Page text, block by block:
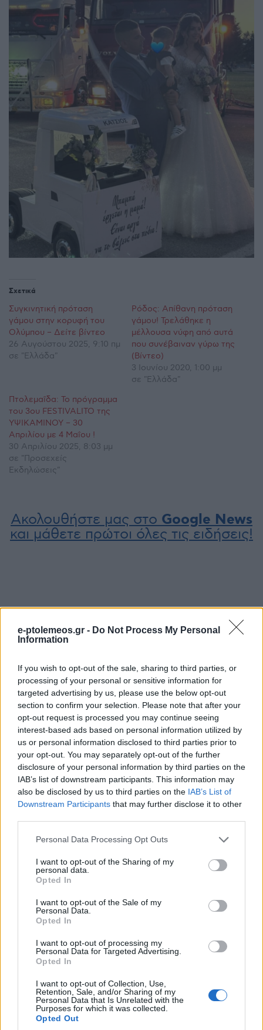
e-ptolemeos.gr - Do Not Process My Personal
Information
If you wish to opt-out of the sale, sharing to third parties, or
processing of your personal or sensitive information for
targeted advertising by us, please use the below opt-out
section to confirm your selection. Please note that after your
opt-out request is processed you may continue seeing
interest-based ads based on personal information utilized by
us or personal information disclosed to third parties prior to
your opt-out. You may separately opt-out of the further
disclosure of your personal information by third parties on the
IAB’s list of downstream participants. This information may
also be disclosed by us to third parties on the IAB’s List of
Downstream Participants that may further disclose it to other
Please note that this website/app uses one or more Google
not limited to your visit or usage behaviour. You may click to
grant or deny consent to Google and its third-party tags to
use your data for below specified purposes in below Google
consent section.
Personal Data Processing Opt Outs
I want to opt-out of the Sharing of my
personal data.
Opted In
I want to opt-out of the Sale of my
Personal Data.
Opted In
I want to opt-out of processing my
Personal Data for Targeted Advertising.
Opted In
I want to opt-out of Collection, Use,
Retention, Sale, and/or Sharing of my
Personal Data that Is Unrelated with the
Purposes for which it was collected.
Opted Out
Σχετικά
Συγκινητική πρόταση
γάμου στην κορυφή του
Ολύμπου – Δείτε βίντεο
26 Αυγούστου 2025, 9:10 πμ
σε "Ελλάδα"
Ρόδος: Απίθανη πρόταση
γάμου! Τρελάθηκε η
μέλλουσα νύφη από αυτά
που συνέβαιναν γύρω της
(Βίντεο)
3 Ιουνίου 2020, 1:00 μμ
σε "Ελλάδα"
Πτολεμαΐδα: Το πρόγραμμα
του 3ου FESTIVALITO της
ΥΨΙΚΑΜΙΝΟΥ – 30
Απριλίου με 4 Μαΐου !
30 Απριλίου 2025, 8:03 μμ
σε "Προσεχείς
Εκδηλώσεις"
Ακολουθήστε μας στο Google News
και μάθετε πρώτοι όλες τις ειδήσεις!